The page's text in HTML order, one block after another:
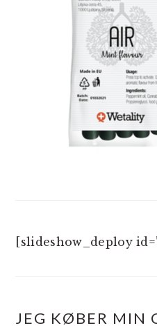
[slideshow_deploy
JEG KØBER MIN